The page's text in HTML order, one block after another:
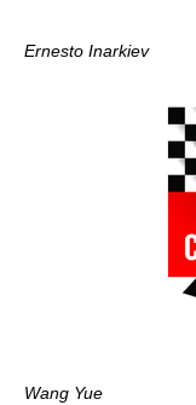
Ernesto Inarkiev
Wang Yue